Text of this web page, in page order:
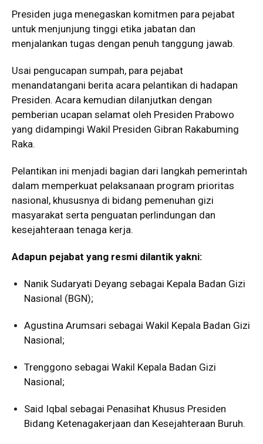
Presiden juga menegaskan komitmen para pejabat
untuk menjunjung tinggi etika jabatan dan
menjalankan tugas dengan penuh tanggung jawab.
Usai pengucapan sumpah, para pejabat
menandatangani berita acara pelantikan di hadapan
Presiden. Acara kemudian dilanjutkan dengan
pemberian ucapan selamat oleh Presiden Prabowo
yang didampingi Wakil Presiden Gibran Rakabuming
Raka.
Pelantikan ini menjadi bagian dari langkah pemerintah
dalam memperkuat pelaksanaan program prioritas
nasional, khususnya di bidang pemenuhan gizi
masyarakat serta penguatan perlindungan dan
kesejahteraan tenaga kerja.
Adapun pejabat yang resmi dilantik yakni:
Nanik Sudaryati Deyang sebagai Kepala Badan Gizi
Nasional (BGN);
Agustina Arumsari sebagai Wakil Kepala Badan Gizi
Nasional;
Trenggono sebagai Wakil Kepala Badan Gizi
Nasional;
Said Iqbal sebagai Penasihat Khusus Presiden
Bidang Ketenagakerjaan dan Kesejahteraan Buruh.